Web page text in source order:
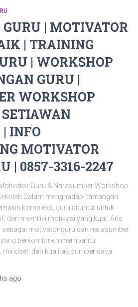
| MOTIVATOR
| TRAINING
| WORKSHOP
GURU |
WORKSHOP
INFO
MOTIVATOR
| 0857-3316-2247
Guru & Narasumber Workshop
Dalam menghadapi tantangan
kompleks, guru dituntut untuk
dan memiliki motivasi yang kuat. Aris
motivator guru dan narasumber
berkomitmen membantu
mindset, dan kualitas sumber daya
ago